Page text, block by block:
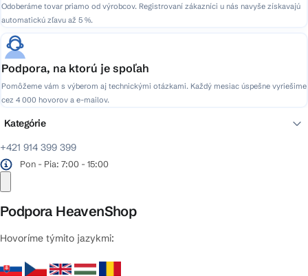
Odoberáme tovar priamo od výrobcov. Registrovaní zákazníci u nás navyše získavajú
automatickú zľavu až 5 %.
Podpora, na ktorú je spoľah
Pomôžeme vám s výberom aj technickými otázkami. Každý mesiac úspešne vyriešime
cez 4 000 hovorov a e-mailov.
+421 914 399 399
Pon - Pia: 7:00 - 15:00
Podpora HeavenShop
Hovoríme týmito jazykmi:
Kategórie